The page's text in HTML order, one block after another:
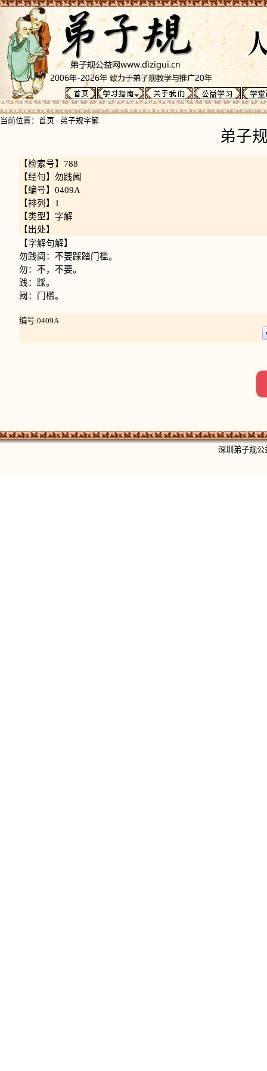
当前位置： 首页 - 弟子规字解
弟子
【检索号】788
【经句】勿践阈
【编号】0409A
【排列】1
【类型】字解
【出处】
【字解句解】
勿践阈：不要踩踏门槛。
勿：不，不要。
践：踩。
阈：门槛。
编号:0409A
深圳弟子规